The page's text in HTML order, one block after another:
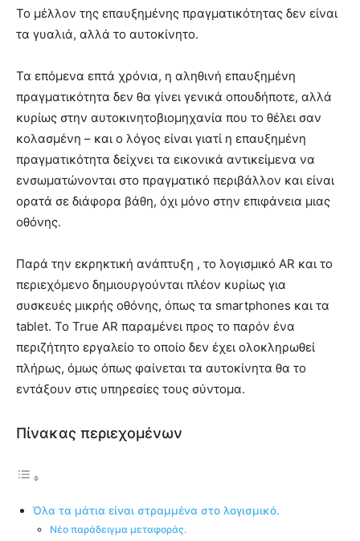
Το μέλλον της επαυξημένης πραγματικότητας δεν είναι
τα γυαλιά, αλλά το αυτοκίνητο.
Τα επόμενα επτά χρόνια, η αληθινή επαυξημένη
πραγματικότητα δεν θα γίνει γενικά οπουδήποτε, αλλά
κυρίως στην αυτοκινητοβιομηχανία που το θέλει σαν
κολασμένη – και ο λόγος είναι γιατί η επαυξημένη
πραγματικότητα δείχνει τα εικονικά αντικείμενα να
ενσωματώνονται στο πραγματικό περιβάλλον και είναι
ορατά σε διάφορα βάθη, όχι μόνο στην επιφάνεια μιας
οθόνης.
Παρά την εκρηκτική ανάπτυξη , το λογισμικό AR και το
περιεχόμενο δημιουργούνται πλέον κυρίως για
συσκευές μικρής οθόνης, όπως τα smartphones και τα
tablet. Το True AR παραμένει προς το παρόν ένα
περιζήτητο εργαλείο το οποίο δεν έχει ολοκληρωθεί
πλήρως, όμως όπως φαίνεται τα αυτοκίνητα θα το
εντάξουν στις υπηρεσίες τους σύντομα.
Πίνακας περιεχομένων
Όλα τα μάτια είναι στραμμένα στο λογισμικό.
Νέο παράδειγμα μεταφοράς.